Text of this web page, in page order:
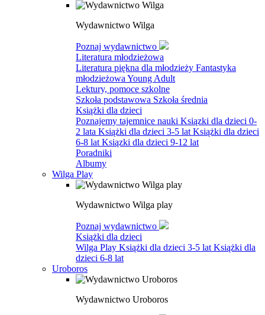
Wydawnictwo Wilga
Poznaj wydawnictwo
Literatura młodzieżowa
Literatura piękna dla młodzieży Fantastyka
młodzieżowa Young Adult
Lektury, pomoce szkolne
Szkoła podstawowa Szkoła średnia
Książki dla dzieci
Poznajemy tajemnice nauki Ksiązki dla dzieci 0-
2 lata Książki dla dzieci 3-5 lat Książki dla dzieci
6-8 lat Ksiązki dla dzieci 9-12 lat
Poradniki
Albumy
Wilga Play
Wydawnictwo Wilga play
Poznaj wydawnictwo
Książki dla dzieci
Wilga Play Książki dla dzieci 3-5 lat Książki dla
dzieci 6-8 lat
Uroboros
Wydawnictwo Uroboros